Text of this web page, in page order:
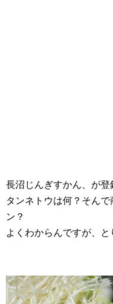
長沼じんぎすかん、が登
タンネトウは何？そん
ン？
よくわからんですが、と